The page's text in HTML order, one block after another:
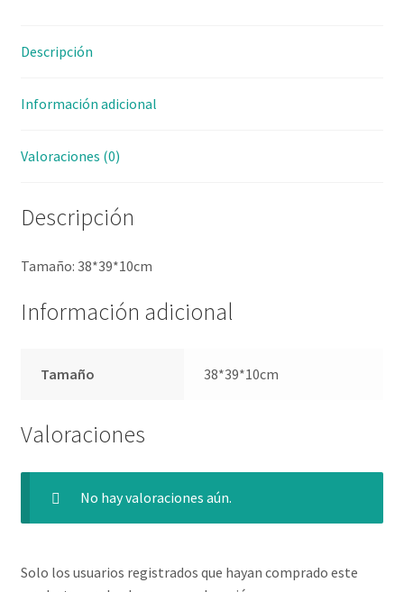
Descripción
Información adicional
Valoraciones (0)
Descripción
Tamaño: 38*39*10cm
Información adicional
Tamaño 38*39*10cm
Valoraciones
No hay valoraciones aún.
Solo los usuarios registrados que hayan comprado este